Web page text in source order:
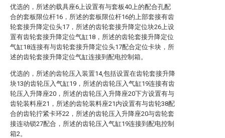
优选的，所述的载具座6上设置有与套板40上的配合孔配
合的套板限位杆16，所述的套板限位杆16的上部套接有齿
轮套接升降定位头17，所述的齿轮套接升降定位块26上设
置有齿轮套接升降定位气缸18，所述的齿轮套接升降定位
气缸18连接有与齿轮套接升降定位头17配合定位卡块，所
述的齿轮套接升降定位气缸连接到配电控制箱。
优选的，所述的齿轮压入装置14,包括设置在齿轮套接升降
块13的齿轮压入气缸19，所述的齿轮压入气缸19连接有齿
轮压入升降座20，所述的齿轮压入升降座20下方设置有与
齿轮装料座21，所述的齿轮装料座21内设置有与齿轮38配
合的齿轮拧紧卡环22，所述的齿轮压入升降座20与齿轮套
接连动锁27配合，所述的齿轮压入气缸19连接到配电控制
箱2。